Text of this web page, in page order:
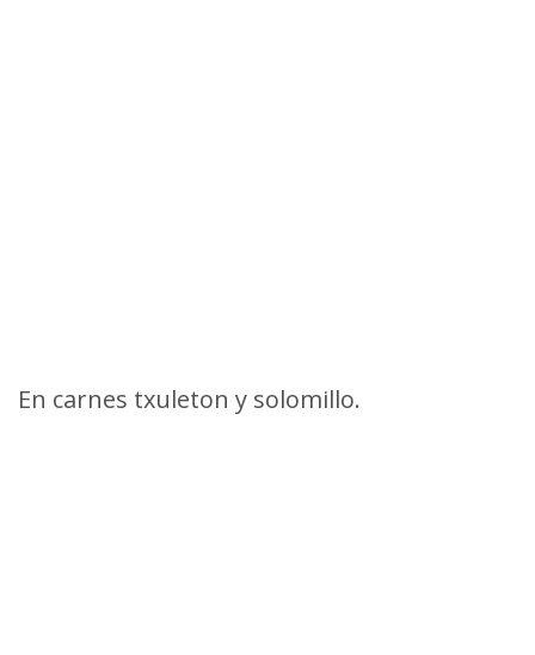
En carnes txuleton y solomillo.